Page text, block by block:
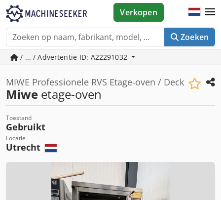
Zoeken
Verkopen
/ ... / Advertentie-ID: A22291032
MIWE Professionele RVS Etage-oven / Deck
Miwe etage-oven
Toestand
Gebruikt
Locatie
Utrecht